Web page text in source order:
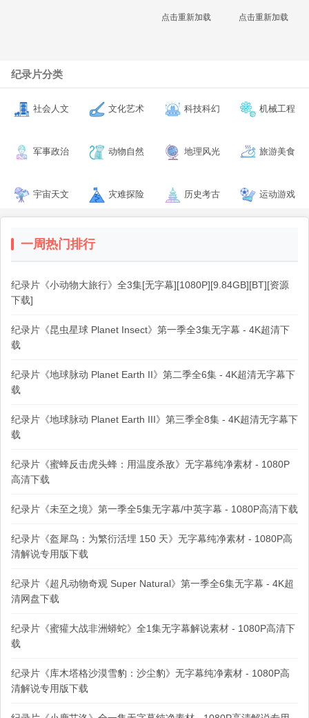
点击重新加载 点击重新加载
纪录片分类
社会人文 文化艺术 科技科幻 机械工程
军事政治 动物自然 地理风光 旅游美食
宇宙天文 灾难探险 历史考古 运动游戏
一周热门排行
纪录片《小动物大旅行》全3集[无字幕][1080P][9.84GB][BT][资源
下载]
纪录片《昆虫星球 Planet Insect》第一季全3集无字幕 - 4K超清下
载
纪录片《地球脉动 Planet Earth II》第二季全6集 - 4K超清无字幕下
载
纪录片《地球脉动 Planet Earth III》第三季全8集 - 4K超清无字幕下
载
纪录片《蜜蜂反击虎头蜂：用温度杀敌》无字幕纯净素材 - 1080P
高清下载
纪录片《未至之境》第一季全5集无字幕/中英字幕 - 1080P高清下载
纪录片《盔犀鸟：为繁衍活埋 150 天》无字幕纯净素材 - 1080P高
清解说专用版下载
纪录片《超凡动物奇观 Super Natural》第一季全6集无字幕 - 4K超
清网盘下载
纪录片《蜜獾大战非洲蟒蛇》全1集无字幕解说素材 - 1080P高清下
载
纪录片《库木塔格沙漠雪豹：沙尘豹》无字幕纯净素材 - 1080P高
清解说专用版下载